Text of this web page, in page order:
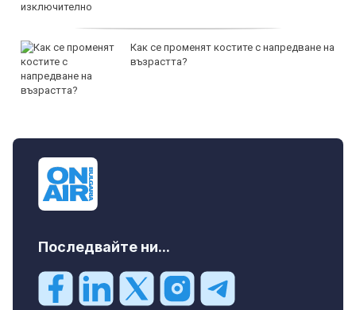
Как се променят костите с напредване на
възрастта?
Последвайте ни...